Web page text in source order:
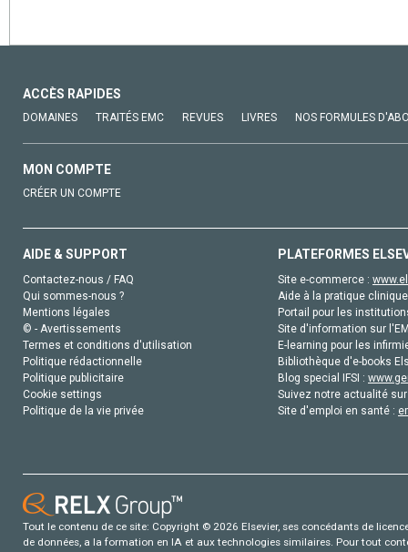
ACCÈS RAPIDES
DOMAINES TRAITÉS EMC REVUES LIVRES NOS FORMULES
MON COMPTE
CRÉER UN COMPTE
AIDE & SUPPORT
Contactez-nous / FAQ
Qui sommes-nous ?
Mentions légales
© - Avertissements
Termes et conditions d'utilisation
Politique rédactionnelle
Politique publicitaire
Cookie settings
Politique de la vie privée
PLATEFORMES
Site e-commerce :
Aide à la pratique
Portail pour les
Site d'information sur
E-learning pour les
Bibliothèque d'e-books
Blog special IFSI :
Suivez notre actualité
Site d'emploi en santé :
Tout le contenu de ce site: Copyright © 2026 Elsevier, ses concédants de
de données, a la formation en IA et aux technologies similaires. Pour tout